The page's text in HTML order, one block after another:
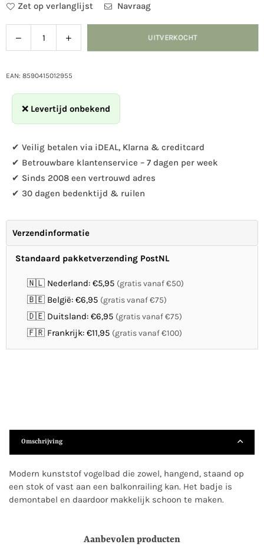
Zet op verlanglijst Navraag
Hoeveelheid
Verlaag
de
voor
Olijfgroen
Verhoog
de
voor
Olijfgroen
UITVERKOCHT
EAN: 8590415012955
❌ Levertijd onbekend
✔ Veilig betalen via iDEAL, Klarna & creditcard
✔ Betrouwbare klantenservice – 7 dagen per week
✔ Sinds 2008 een vertrouwd adres
✔ 30 dagen bedenktijd & ruilen
Verzendinformatie
Standaard pakketverzending PostNL
🇳🇱 Nederland: €5,95 (gratis vanaf €50)
🇧🇪 België: €6,95 (gratis vanaf €75)
🇩🇪 Duitsland: €6,95 (gratis vanaf €75)
🇫🇷 Frankrijk: €11,95 (gratis vanaf €100)
Omschrijving
Modern kunststof vogelbad die zowel, hangend, staand op
een stok of vast aan een balkonrailing kan. Het badje is
demontabel en daardoor makkelijk schoon te maken.
Aanbevolen producten